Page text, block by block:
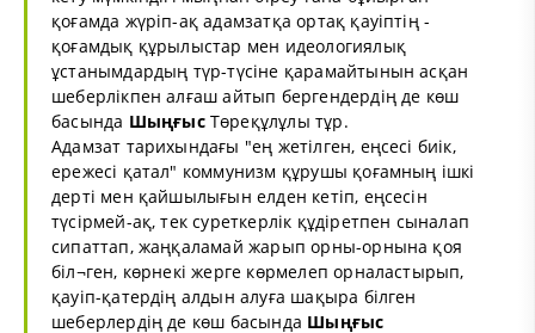
қоғамда жүріп-ақ адамзатқа ортақ қауіптің -
қоғамдық құрылыстар мен идеологиялық
ұстанымдардың түр-түсіне қарамайтынын асқан
шеберлікпен алғаш айтып бергендердің де көш
басында ШыңғысТөреқұлұлы тұр.
Адамзат тарихындағы "ең жетілген, еңсесі биік,
ережесі қатал" коммунизм құрушы қоғамның ішкі
дерті мен қайшылығын елден кетіп, еңсесін
түсірмей-ақ, тек суреткерлік құдіретпен сыналап
сипаттап, жаңқаламай жарып орны-орнына қоя
біл¬ген, көрнекі жерге көрмелеп орналастырып,
қауіп-қатердің алдын алуға шақыра білген
шеберлердің де көш басында Шыңғыс